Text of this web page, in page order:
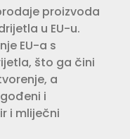
proizvoda
u EU-u.
EU-a s
što ga čini
a
i
i mliječni